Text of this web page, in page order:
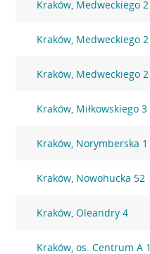
Kraków, Medweckiego 2
Kraków, Medweckiego 2
Kraków, Medweckiego 2
Kraków, Miłkowskiego 3
Kraków, Norymberska 1
Kraków, Nowohucka 52
Kraków, Oleandry 4
Kraków, os. Centrum A 1